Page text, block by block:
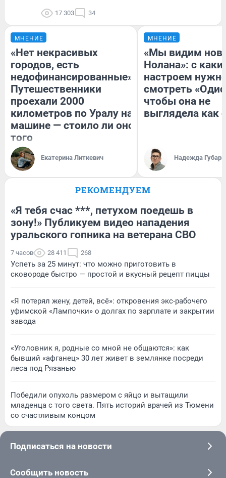
17 303 34
МНЕНИЕ
«Нет некрасивых
городов, есть
недофинансированные».
Путешественники
проехали 2000
километров по Уралу на
машине — стоило ли оно
того
Екатерина Литкевич
МНЕНИЕ
«Мы видим
Нолана»: с
настроем
смотреть
чтобы она не
выглядела как
Надежда Губарь
РЕКОМЕНДУЕМ
«Я тебя счас ***, петухом поедешь в
зону!» Публикуем видео нападения
уральского гопника на ветерана СВО
7 часов 28 411 268
Успеть за 25 минут: что можно приготовить в
сковороде быстро — простой и вкусный рецепт пиццы
«Я потерял жену, детей, всё»: откровения экс-рабочего
уфимской «Лампочки» о долгах по зарплате и закрытии
завода
«Уголовник я, родные со мной не общаются»: как
бывший «афганец» 30 лет живет в землянке посреди
леса под Рязанью
Победили опухоль размером с яйцо и вытащили
младенца с того света. Пять историй врачей из Тюмени
со счастливым концом
Подписаться на новости
Сообщить новость